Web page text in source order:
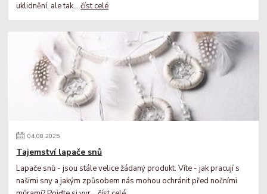
uklidnění, ale tak...číst celé
04.08.2025
Tajemství lapače snů
Lapače snů - jsou stále velice žádaný produkt. Víte - jak pracují s
našimi sny a jakým způsobem nás mohou ochránit před nočními